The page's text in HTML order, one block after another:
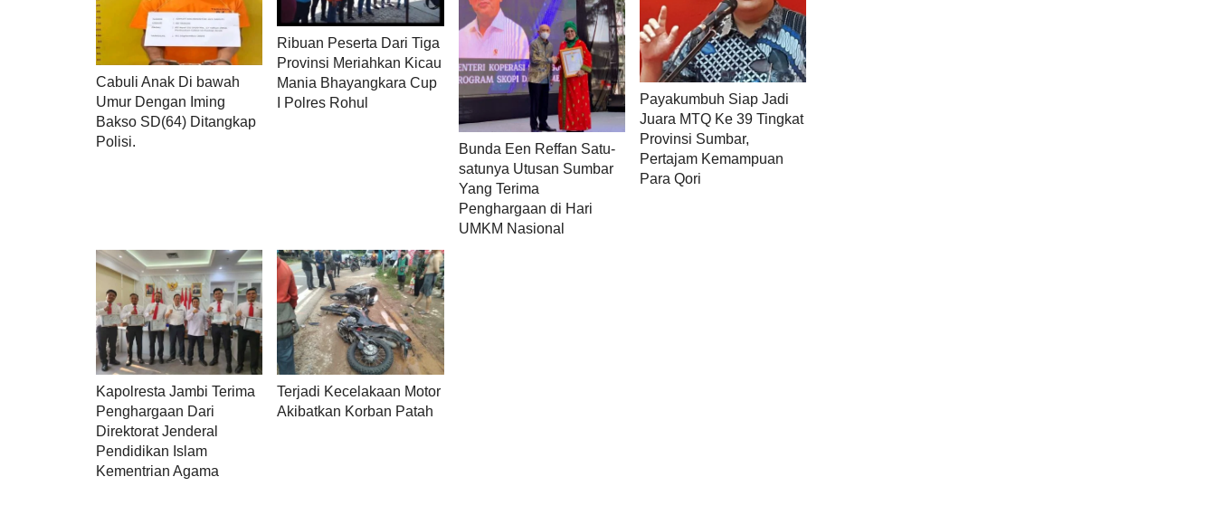
Cabuli Anak Di bawah
Umur Dengan Iming
Bakso SD(64) Ditangkap
Polisi.
Ribuan Peserta Dari Tiga
Provinsi Meriahkan Kicau
Mania Bhayangkara Cup
I Polres Rohul
Bunda Een Reffan Satu-
satunya Utusan Sumbar
Yang Terima
Penghargaan di Hari
UMKM Nasional
Payakumbuh Siap Jadi
Juara MTQ Ke 39 Tingkat
Provinsi Sumbar,
Pertajam Kemampuan
Para Qori
Kapolresta Jambi Terima
Penghargaan Dari
Direktorat Jenderal
Pendidikan Islam
Kementrian Agama
Terjadi Kecelakaan Motor
Akibatkan Korban Patah